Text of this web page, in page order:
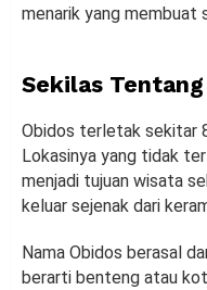
menarik yang membuat
Sekilas
Obidos terletak sekitar
Lokasinya yang tidak
menjadi tujuan wisata
keluar sejenak dari
Nama Obidos berasal
berarti benteng atau